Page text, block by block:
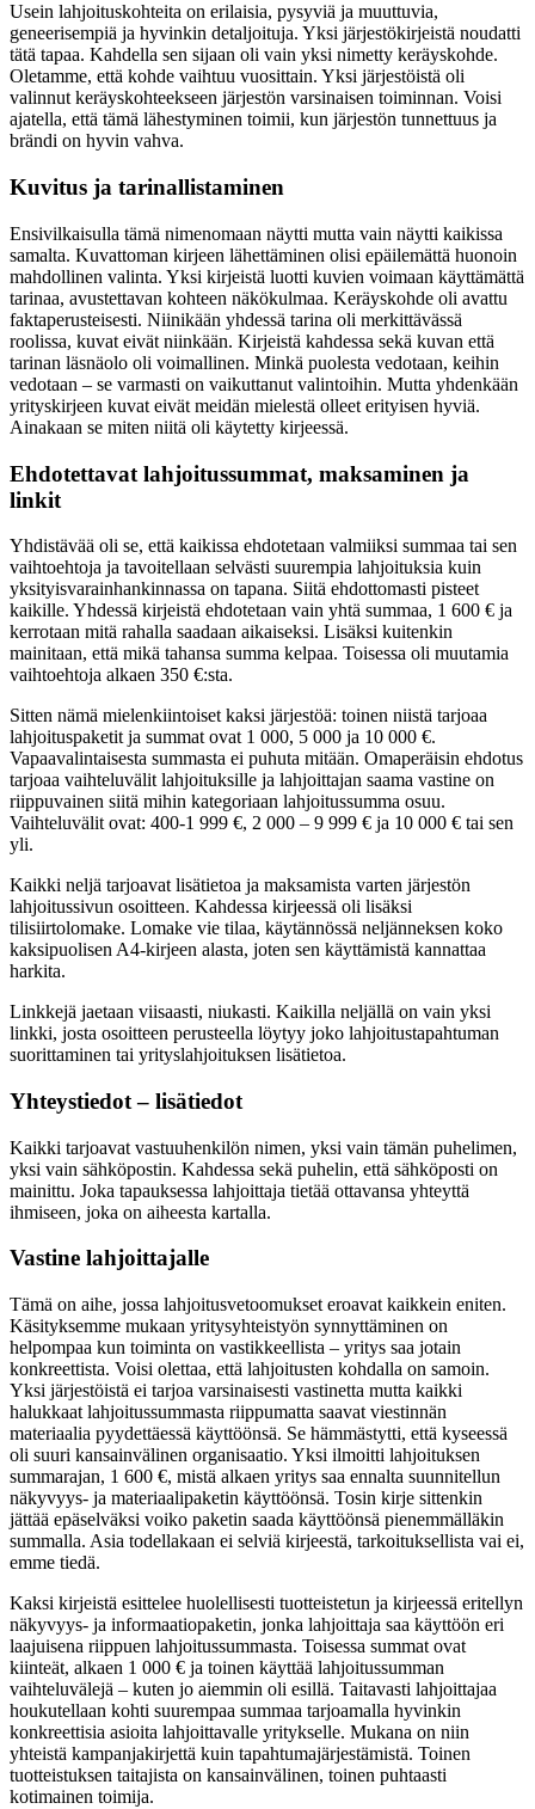
Usein lahjoituskohteita on erilaisia, pysyviä ja muuttuvia,
geneerisempiä ja hyvinkin detaljoituja. Yksi järjestökirjeistä noudatti
tätä tapaa. Kahdella sen sijaan oli vain yksi nimetty keräyskohde.
Oletamme, että kohde vaihtuu vuosittain. Yksi järjestöistä oli
valinnut keräyskohteekseen järjestön varsinaisen toiminnan. Voisi
ajatella, että tämä lähestyminen toimii, kun järjestön tunnettuus ja
brändi on hyvin vahva.
Kuvitus ja tarinallistaminen
Ensivilkaisulla tämä nimenomaan näytti mutta vain näytti kaikissa
samalta. Kuvattoman kirjeen lähettäminen olisi epäilemättä huonoin
mahdollinen valinta. Yksi kirjeistä luotti kuvien voimaan käyttämättä
tarinaa, avustettavan kohteen näkökulmaa. Keräyskohde oli avattu
faktaperusteisesti. Niinikään yhdessä tarina oli merkittävässä
roolissa, kuvat eivät niinkään. Kirjeistä kahdessa sekä kuvan että
tarinan läsnäolo oli voimallinen. Minkä puolesta vedotaan, keihin
vedotaan – se varmasti on vaikuttanut valintoihin. Mutta yhdenkään
yrityskirjeen kuvat eivät meidän mielestä olleet erityisen hyviä.
Ainakaan se miten niitä oli käytetty kirjeessä.
Ehdotettavat lahjoitussummat, maksaminen ja
linkit
Yhdistävää oli se, että kaikissa ehdotetaan valmiiksi summaa tai sen
vaihtoehtoja ja tavoitellaan selvästi suurempia lahjoituksia kuin
yksityisvarainhankinnassa on tapana. Siitä ehdottomasti pisteet
kaikille. Yhdessä kirjeistä ehdotetaan vain yhtä summaa, 1 600 € ja
kerrotaan mitä rahalla saadaan aikaiseksi. Lisäksi kuitenkin
mainitaan, että mikä tahansa summa kelpaa. Toisessa oli muutamia
vaihtoehtoja alkaen 350 €:sta.
Sitten nämä mielenkiintoiset kaksi järjestöä: toinen niistä tarjoaa
lahjoituspaketit ja summat ovat 1 000, 5 000 ja 10 000 €.
Vapaavalintaisesta summasta ei puhuta mitään. Omaperäisin ehdotus
tarjoaa vaihteluvälit lahjoituksille ja lahjoittajan saama vastine on
riippuvainen siitä mihin kategoriaan lahjoitussumma osuu.
Vaihteluvälit ovat: 400-1 999 €, 2 000 – 9 999 € ja 10 000 € tai sen
yli.
Kaikki neljä tarjoavat lisätietoa ja maksamista varten järjestön
lahjoitussivun osoitteen. Kahdessa kirjeessä oli lisäksi
tilisiirtolomake. Lomake vie tilaa, käytännössä neljänneksen koko
kaksipuolisen A4-kirjeen alasta, joten sen käyttämistä kannattaa
harkita.
Linkkejä jaetaan viisaasti, niukasti. Kaikilla neljällä on vain yksi
linkki, josta osoitteen perusteella löytyy joko lahjoitustapahtuman
suorittaminen tai yrityslahjoituksen lisätietoa.
Yhteystiedot – lisätiedot
Kaikki tarjoavat vastuuhenkilön nimen, yksi vain tämän puhelimen,
yksi vain sähköpostin. Kahdessa sekä puhelin, että sähköposti on
mainittu. Joka tapauksessa lahjoittaja tietää ottavansa yhteyttä
ihmiseen, joka on aiheesta kartalla.
Vastine lahjoittajalle
Tämä on aihe, jossa lahjoitusvetoomukset eroavat kaikkein eniten.
Käsityksemme mukaan yritysyhteistyön synnyttäminen on
helpompaa kun toiminta on vastikkeellista – yritys saa jotain
konkreettista. Voisi olettaa, että lahjoitusten kohdalla on samoin.
Yksi järjestöistä ei tarjoa varsinaisesti vastinetta mutta kaikki
halukkaat lahjoitussummasta riippumatta saavat viestinnän
materiaalia pyydettäessä käyttöönsä. Se hämmästytti, että kyseessä
oli suuri kansainvälinen organisaatio. Yksi ilmoitti lahjoituksen
summarajan, 1 600 €, mistä alkaen yritys saa ennalta suunnitellun
näkyvyys- ja materiaalipaketin käyttöönsä. Tosin kirje sittenkin
jättää epäselväksi voiko paketin saada käyttöönsä pienemmälläkin
summalla. Asia todellakaan ei selviä kirjeestä, tarkoituksellista vai ei,
emme tiedä.
Kaksi kirjeistä esittelee huolellisesti tuotteistetun ja kirjeessä eritellyn
näkyvyys- ja informaatiopaketin, jonka lahjoittaja saa käyttöön eri
laajuisena riippuen lahjoitussummasta. Toisessa summat ovat
kiinteät, alkaen 1 000 € ja toinen käyttää lahjoitussumman
vaihteluvälejä – kuten jo aiemmin oli esillä. Taitavasti lahjoittajaa
houkutellaan kohti suurempaa summaa tarjoamalla hyvinkin
konkreettisia asioita lahjoittavalle yritykselle. Mukana on niin
yhteistä kampanjakirjettä kuin tapahtumajärjestämistä. Toinen
tuotteistuksen taitajista on kansainvälinen, toinen puhtaasti
kotimainen toimija.